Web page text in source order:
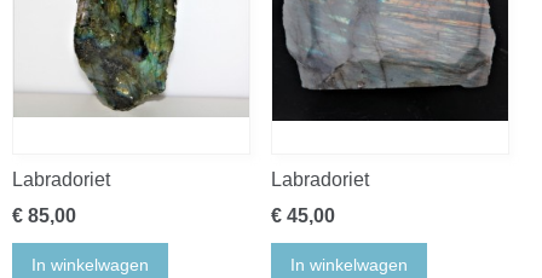
Labradoriet
€ 85,00
In winkelwagen
Labradoriet
€ 45,00
In winkelwagen